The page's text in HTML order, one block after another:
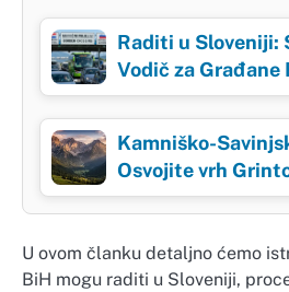
Raditi u Sloveniji:
Vodič za Građane
Kamniško-
Osvojite vrh
U ovom članku detaljno ćemo
BiH mogu raditi u Sloveniji,